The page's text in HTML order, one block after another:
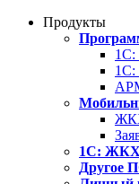
Продукты
1С:
1С: ЖКХ
Другое